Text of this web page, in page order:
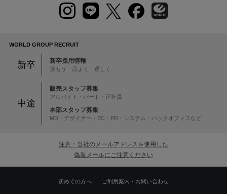
WORLD GROUP RECRUIT
新卒 新卒採用情報
挑もう 品よく 逞しく
中途
販売スタッフ募集
アルバイト・パート・正社員
本部スタッフ募集
MD・デザイナー・EC・PR・システム・バックオフィスなど
注意：当社のメールアドレスを使用した
偽装メールにご注意ください
初めての方へ ご利用案内・お問い合わせ